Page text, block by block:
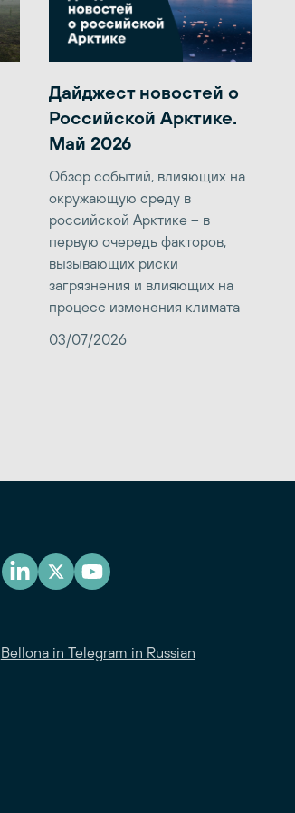
Дайджест новостей о
Российской Арктике.
Май 2026
Обзор событий, влияющих на
окружающую среду в
российской Арктике – в
первую очередь факторов,
вызывающих риски
загрязнения и влияющих на
процесс изменения климата
03/07/2026
Bellona in Telegram in Russian